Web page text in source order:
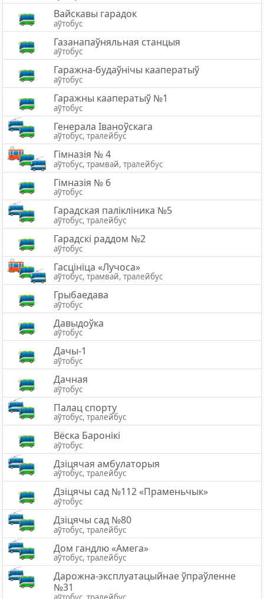
Вайскавы гарадок
аўтобус
Газанапаўняльная станцыя
аўтобус
Гаражна-будаўнічы кааператыў
аўтобус
Гаражны кааператыў №1
аўтобус
Генерала Іваноўскага
аўтобус, тралейбус
Гімназія № 4
аўтобус, трамвай, тралейбус
Гімназія № 6
аўтобус
Гарадская палiклiника №5
аўтобус, тралейбус
Гарадскі раддом №2
аўтобус
Гасцініца «Лучоса»
аўтобус, трамвай, тралейбус
Грыбаедава
аўтобус
Давыдоўка
аўтобус
Дачы-1
аўтобус
Дачная
аўтобус
Палац спорту
аўтобус, тралейбус
Вёска Баронiкi
аўтобус
Дзіцячая амбулаторыя
аўтобус, тралейбус
Дзіцячы сад №112 «Праменьчык»
аўтобус
Дзiцячы сад №80
аўтобус, тралейбус
Дом гандлю «Амега»
аўтобус, тралейбус
Дарожна-эксплуатацыйнае ўпраўленне
№31